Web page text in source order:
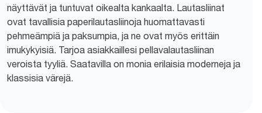
näyttävät ja tuntuvat oikealta kankaalta. Lautasliinat
ovat tavallisia paperilautasliinoja huomattavasti
pehmeämpiä ja paksumpia, ja ne ovat myös erittäin
imukykyisiä. Tarjoa asiakkaillesi pellavalautasliinan
veroista tyyliä. Saatavilla on monia erilaisia moderneja ja
klassisia värejä.